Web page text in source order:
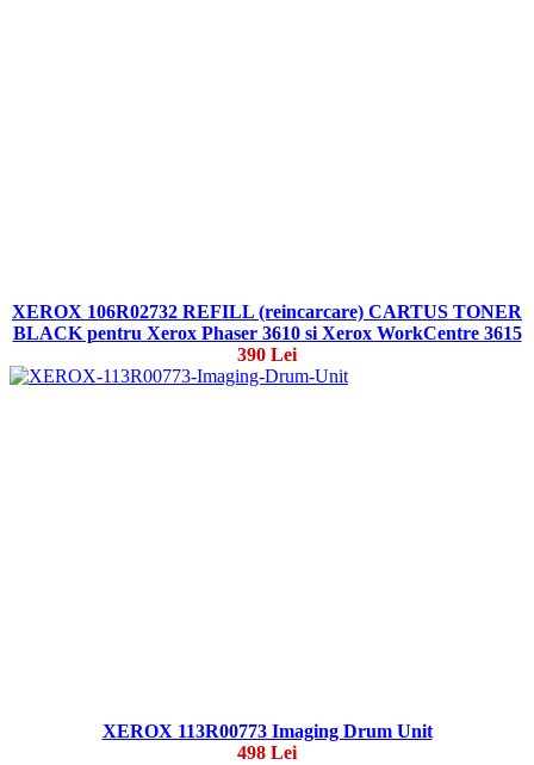
XEROX 106R02732 REFILL (reincarcare) CARTUS TONER
BLACK pentru Xerox Phaser 3610 si Xerox WorkCentre 3615
390 Lei
XEROX 113R00773 Imaging Drum Unit
498 Lei